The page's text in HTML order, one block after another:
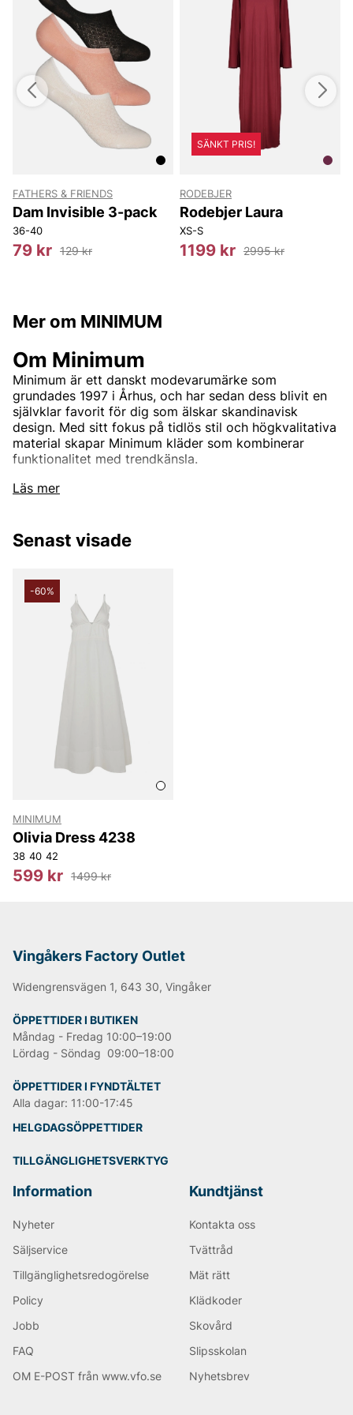
FATHERS & FRIENDS
Dam Invisible 3-pack
36-40
79 kr 129 kr
SÄNKT PRIS!
RODEBJER
Rodebjer Laura
XS-S
1199 kr 2995 kr
Mer om MINIMUM
Läs mer
Om Minimum
Minimum är ett danskt modevarumärke som
grundades 1997 i Århus, och har sedan dess blivit en
självklar favorit för dig som älskar skandinavisk
design. Med sitt fokus på tidlös stil och högkvalitativa
material skapar Minimum kläder som kombinerar
funktionalitet med trendkänsla.
Minimums designfilosofi
Varumärket är känt för sin minimalistiska estetik med
en modern twist. Kollektionerna präglas av rena linjer,
och fest. Oavsett om du letar efter en klassisk stickad
tröja, en stilren klänning eller trendiga ytterplagg,
erbjuder Minimum en bredd som gör det enkelt att
skapa en komplett garderob.
Kvalitet och hållbarhet
Minimum strävar efter att skapa hållbart mode. De
arbetar aktivt för att minska sitt klimatavtryck genom
att använda miljövänliga material och hållbara
produktionsmetoder. Plagg från Minimum är inte bara
snygga – de är också ett medvetet val för dig som
bryr dig om planeten.
Senast visade
-60%
MINIMUM
Olivia Dress 4238
38 40 42
599 kr 1499 kr
Vingåkers Factory Outlet
Widengrensvägen 1, 643 30, Vingåker
ÖPPETTIDER I BUTIKEN
Måndag - Fredag 10:00–19:00
Lördag - Söndag 09:00–18:00
ÖPPETTIDER I FYNDTÄLTET
Alla dagar: 11:00-17:45
HELGDAGSÖPPETTIDER
TILLGÄNGLIGHETSVERKTYG
Information
Nyheter
Säljservice
Tillgänglighetsredogörelse
Policy
Jobb
FAQ
OM E-POST från www.vfo.se
Kundtjänst
Kontakta oss
Tvättråd
Mät rätt
Klädkoder
Skovård
Slipsskolan
Nyhetsbrev